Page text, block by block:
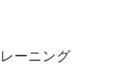
ーニング